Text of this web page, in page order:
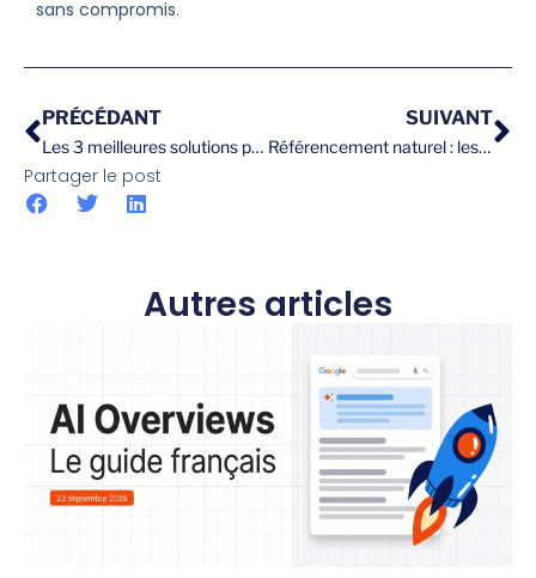
sans compromis.
PRÉCÉDANT
Les 3 meilleures solutions pour créer un site internet pas cher
SUIVANT
Référencement naturel : les éléments essentiels à intégrer à votre site pour booster votre visibilité
Partager le post
Autres articles